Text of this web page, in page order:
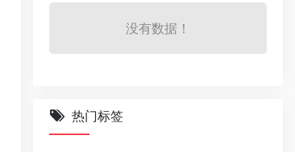
没有数据！
热门标签